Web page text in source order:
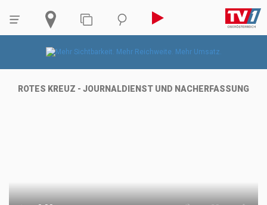
ROTES KREUZ - JOURNALDIENST UND NACHERFASSUNG